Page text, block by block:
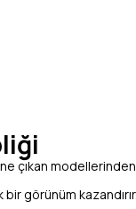
modellerinden
görünüm kazandırır.